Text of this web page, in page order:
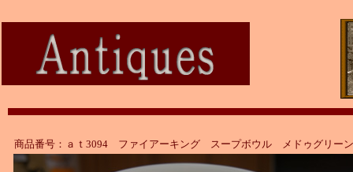
商品番号：ａｔ3094 ファイアーキング スープボウル メドゥグリーン